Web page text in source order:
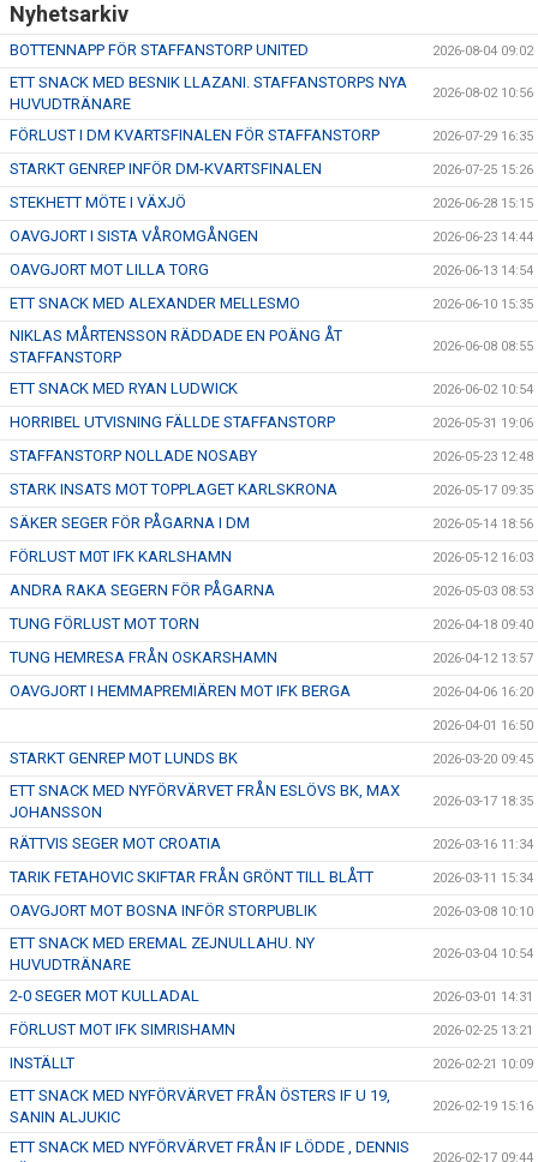
Nyhetsarkiv
BOTTENNAPP FÖR STAFFANSTORP UNITED 2026-08-04 09:02
ETT SNACK MED BESNIK LLAZANI. STAFFANSTORPS NYA
HUVUDTRÄNARE
2026-08-02 10:56
FÖRLUST I DM KVARTSFINALEN FÖR STAFFANSTORP 2026-07-29 16:35
STARKT GENREP INFÖR DM-KVARTSFINALEN 2026-07-25 15:26
STEKHETT MÖTE I VÄXJÖ 2026-06-28 15:15
OAVGJORT I SISTA VÅROMGÅNGEN 2026-06-23 14:44
OAVGJORT MOT LILLA TORG 2026-06-13 14:54
ETT SNACK MED ALEXANDER MELLESMO 2026-06-10 15:35
NIKLAS MÅRTENSSON RÄDDADE EN POÄNG ÅT
STAFFANSTORP
2026-06-08 08:55
ETT SNACK MED RYAN LUDWICK 2026-06-02 10:54
HORRIBEL UTVISNING FÄLLDE STAFFANSTORP 2026-05-31 19:06
STAFFANSTORP NOLLADE NOSABY 2026-05-23 12:48
STARK INSATS MOT TOPPLAGET KARLSKRONA 2026-05-17 09:35
SÄKER SEGER FÖR PÅGARNA I DM 2026-05-14 18:56
FÖRLUST M0T IFK KARLSHAMN 2026-05-12 16:03
ANDRA RAKA SEGERN FÖR PÅGARNA 2026-05-03 08:53
TUNG FÖRLUST MOT TORN 2026-04-18 09:40
TUNG HEMRESA FRÅN OSKARSHAMN 2026-04-12 13:57
OAVGJORT I HEMMAPREMIÄREN MOT IFK BERGA 2026-04-06 16:20
2026-04-01 16:50
STARKT GENREP MOT LUNDS BK 2026-03-20 09:45
ETT SNACK MED NYFÖRVÄRVET FRÅN ESLÖVS BK, MAX
JOHANSSON
2026-03-17 18:35
RÄTTVIS SEGER MOT CROATIA 2026-03-16 11:34
TARIK FETAHOVIC SKIFTAR FRÅN GRÖNT TILL BLÅTT 2026-03-11 15:34
OAVGJORT MOT BOSNA INFÖR STORPUBLIK 2026-03-08 10:10
ETT SNACK MED EREMAL ZEJNULLAHU. NY
HUVUDTRÄNARE
2026-03-04 10:54
2-0 SEGER MOT KULLADAL 2026-03-01 14:31
FÖRLUST MOT IFK SIMRISHAMN 2026-02-25 13:21
INSTÄLLT 2026-02-21 10:09
ETT SNACK MED NYFÖRVÄRVET FRÅN ÖSTERS IF U 19,
SANIN ALJUKIC
2026-02-19 15:16
ETT SNACK MED NYFÖRVÄRVET FRÅN IF LÖDDE , DENNIS
2026-02-17 09:44